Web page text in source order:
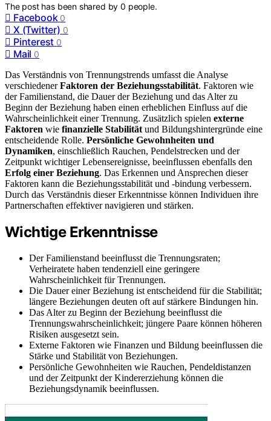
The post has been shared by0 people.
Facebook 0
X (Twitter) 0
Pinterest 0
Mail 0
Das Verständnis von Trennungstrends umfasst die Analyse
verschiedenerFaktoren der Beziehungsstabilität. Faktoren wie
der Familienstand, die Dauer der Beziehung und das Alter zu
Beginn der Beziehung haben einen erheblichen Einfluss auf die
Wahrscheinlichkeit einer Trennung. Zusätzlich spielen externe
Faktoren wie finanzielle Stabilität und Bildungshintergründe eine
entscheidende Rolle. Persönliche Gewohnheiten und
Dynamiken, einschließlich Rauchen, Pendelstrecken und der
Zeitpunkt wichtiger Lebensereignisse, beeinflussen ebenfalls den
Erfolg einer Beziehung. Das Erkennen und Ansprechen dieser
Faktoren kann die Beziehungsstabilität und -bindung verbessern.
Durch das Verständnis dieser Erkenntnisse können Individuen ihre
Partnerschaften effektiver navigieren und stärken.
Wichtige Erkenntnisse
Der Familienstand beeinflusst die Trennungsraten;
Verheiratete haben tendenziell eine geringere
Wahrscheinlichkeit für Trennungen.
Die Dauer einer Beziehung ist entscheidend für die Stabilität;
längere Beziehungen deuten oft auf stärkere Bindungen hin.
Das Alter zu Beginn der Beziehung beeinflusst die
Trennungswahrscheinlichkeit; jüngere Paare können höheren
Risiken ausgesetzt sein.
Externe Faktoren wie Finanzen und Bildung beeinflussen die
Stärke und Stabilität von Beziehungen.
Persönliche Gewohnheiten wie Rauchen, Pendeldistanzen
und der Zeitpunkt der Kindererziehung können die
Beziehungsdynamik beeinflussen.